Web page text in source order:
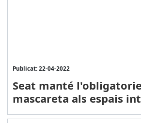
Publicat: 22-04-2022
Seat manté
mascareta als espais